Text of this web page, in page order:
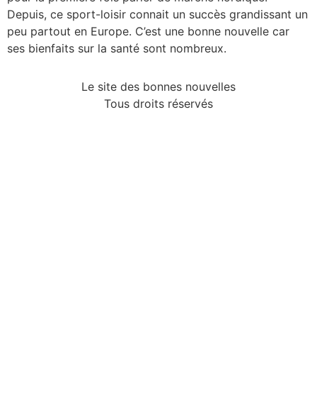
Depuis, ce sport-loisir connait un succès grandissant un
peu partout en Europe. C’est une bonne nouvelle car
ses bienfaits sur la santé sont nombreux.
Le site des bonnes nouvelles
Tous droits réservés